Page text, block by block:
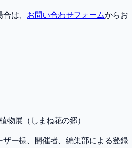
は、 お問い合わせフォームからお
物展（しまね花の郷）
ザー様、開催者、編集部による登録